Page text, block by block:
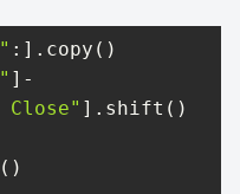
:].copy()
]-
Close" ].shift()